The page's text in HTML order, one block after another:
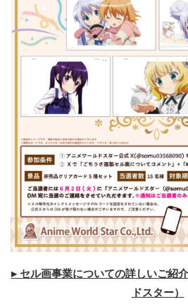
▸ セル画事業についての詳しいご紹
ドスター）